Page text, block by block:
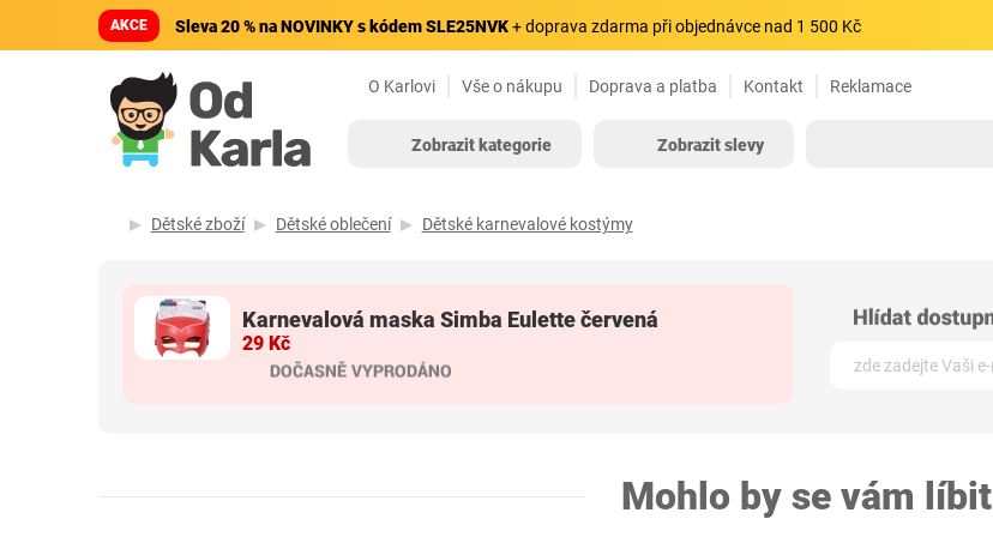
AKCE Sleva 20 % na NOVINKY s kódem SLE25NVK+ doprava zdarma při objednávce nad 1 500 Kč
O Karlovi Vše o nákupu Doprava a platba Kontakt Reklamace
Zobrazit kategorie Zobrazit slevy
Dětské zboží Dětské oblečení Dětské karnevalové kostýmy
Karnevalová maska Simba Eulette červená
29 Kč
Mohlo by se vám líbit